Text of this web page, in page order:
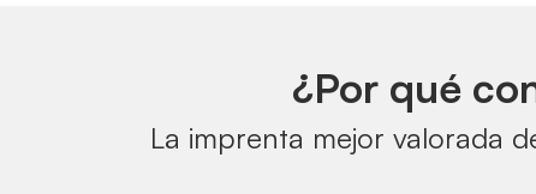
¿Por qué
La imprenta mejor valorada